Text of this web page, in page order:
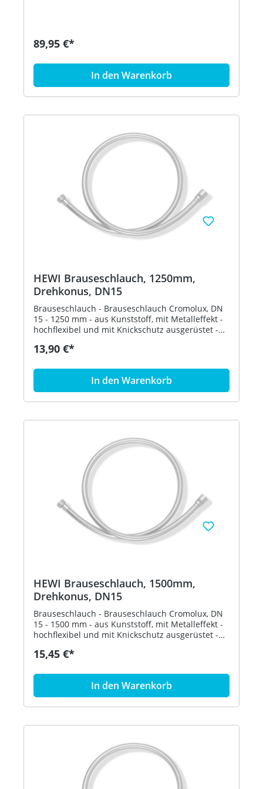
89,95 €*
In den Warenkorb
HEWI Brauseschlauch, 1250mm,
Drehkonus, DN15
Brauseschlauch - Brauseschlauch Cromolux, DN
15 - 1250 mm - aus Kunststoff, mit Metalleffekt -
hochflexibel und mit Knickschutz ausgerüstet -
schützt brausenseitig vor Verdrehen - geprüft
13,90 €*
In den Warenkorb
HEWI Brauseschlauch, 1500mm,
Drehkonus, DN15
Brauseschlauch - Brauseschlauch Cromolux, DN
15 - 1500 mm - aus Kunststoff, mit Metalleffekt -
hochflexibel und mit Knickschutz ausgerüstet -
schützt brausenseitig vor Verdrehen - geprüft
15,45 €*
In den Warenkorb